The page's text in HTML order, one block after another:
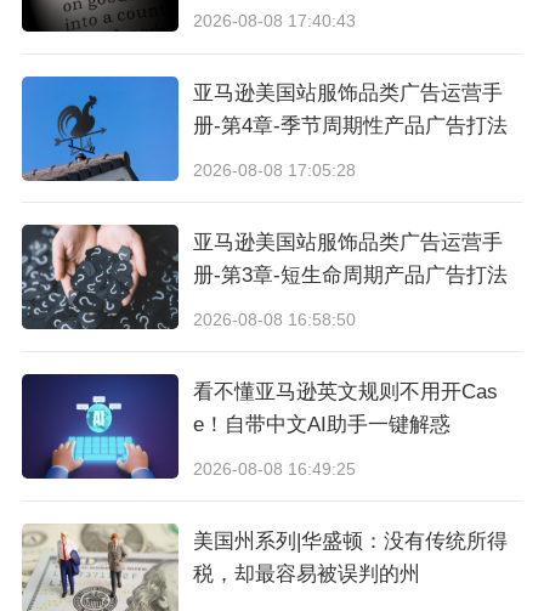
总结：通过以上的几个板块可以清楚的知道，有
助于我们清楚的了解到关键词的搜索热度，以及
的的知道，我们应该在哪个市场、哪个时间段，
进行重点推广我们的产品，最终我们也达到捉取
更多精准的流量得到目的，对我们的帮助非常
大。（来源：他拍档电商 ）
以上内容属作者个人观点，不代表雨果网立场！
意。
2026-08-08 17:40:43
亚马逊美国站服饰品类广告运营手
册-第4章-季节周期性产品广告打法
2026-08-08 17:05:28
亚马逊美国站服饰品类广告运营手
册-第3章-短生命周期产品广告打法
2026-08-08 16:58:50
看不懂亚马逊英文规则不用开Cas
e！自带中文AI助手一键解惑
2026-08-08 16:49:25
美国州系列|华盛顿：没有传统所得
税，却最容易被误判的州